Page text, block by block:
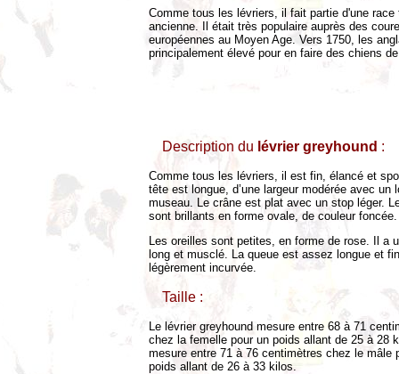
Comme tous les lévriers, il fait partie d'une race
ancienne. Il était très populaire auprès des
européennes au Moyen Age. Vers 1750, les
principalement élevé pour en faire des chiens
Description du lévrier greyhound :
Comme tous les lévriers, il est fin, élancé et
tête est longue, d’une largeur modérée avec un
museau. Le crâne est plat avec un stop léger.
sont brillants en forme ovale, de couleur foncée.
Les oreilles sont petites, en forme de rose. Il a
long et musclé. La queue est assez longue et
légèrement incurvée.
Taille :
Le lévrier greyhound mesure entre 68 à 71
chez la femelle pour un poids allant de 25 à 28
mesure entre 71 à 76 centimètres chez le mâle
poids allant de 26 à 33 kilos.